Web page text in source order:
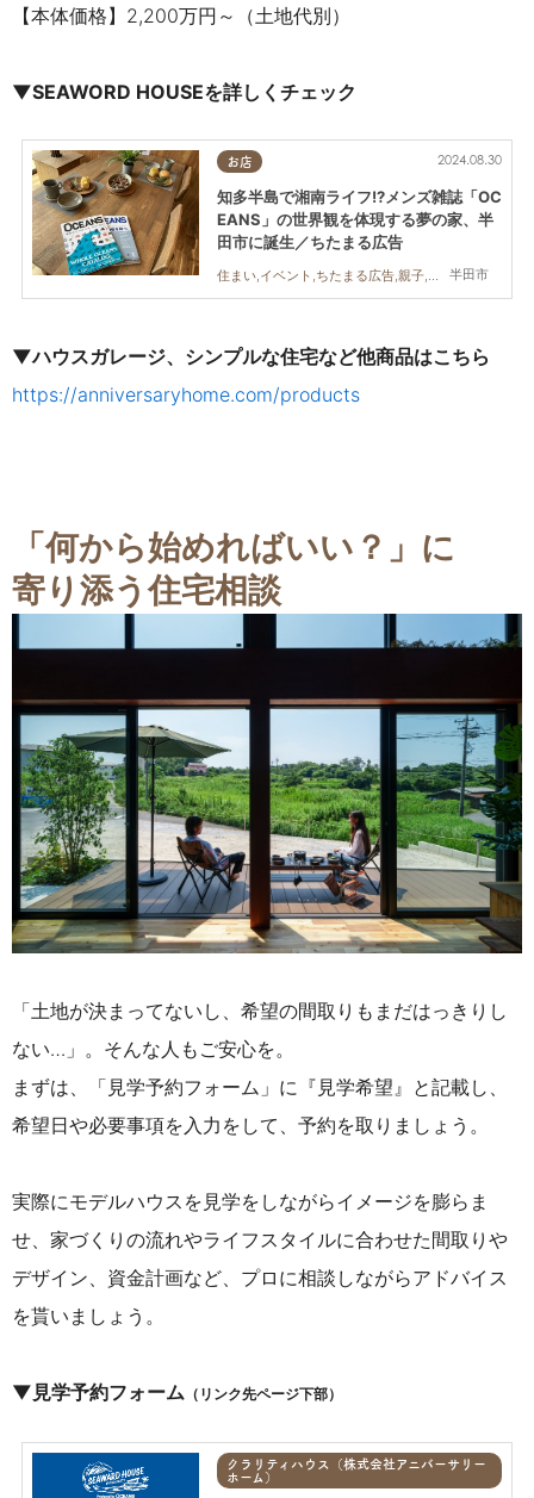
【本体価格】2,200万円～（土地代別）
▼SEAWORD HOUSEを詳しくチェック
お店
半田市
2024.08.30
知多半島で湘南ライフ!?メンズ雑誌「OC
EANS」の世界観を体現する夢の家、半
田市に誕生／ちたまる広告
住まい,イベント,ちたまる広告,親子,夫婦,家族
▼ハウスガレージ、シンプルな住宅など他商品はこちら
https://anniversaryhome.com/products
「何から始めればいい？」に
寄り添う住宅相談
「土地が決まってないし、希望の間取りもまだはっきりし
ない…」。 そんな人もご安心を。
まずは、
「見学予約フォーム」に『見学希望』と記載し、
希望日や必要事項を入力をして、予約を取りましょう。
実際にモデルハウスを見学をしながらイメージを膨らま
せ、家づくりの流れやライフスタイルに合わせた間取りや
デザイン、資金計画など、プロに相談しながらアドバイス
を貰いましょう。
▼見学予約フォーム （リンク先ページ下部）
クラリティハウス（株式会社アニバーサリー
ホーム）